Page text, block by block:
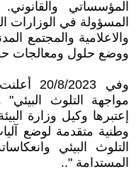
المؤسساتي
المسؤولة في الوزارات
والاعلامية والمجتمع
ووضع حلول ومعالجات
وفي 20/8/
مواجهة التلوث البيئي"
إعتبرها وكيل وزارة
وطنية متقدمة لوضع
التلوث البيئي
المستدامة "..